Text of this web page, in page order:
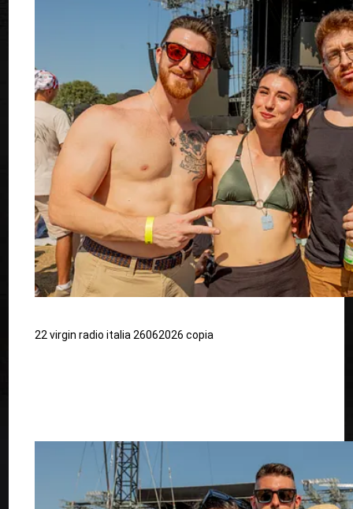
22 virgin radio italia 26062026 copia